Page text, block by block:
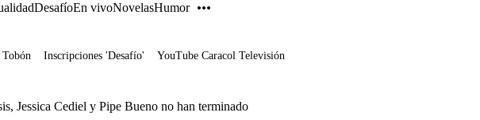
DesafíoEn vivoNovelasHumor
Tobón Inscripciones 'Desafío' YouTube Caracol Televisión
Jessica Cediel y Pipe Bueno no han terminado